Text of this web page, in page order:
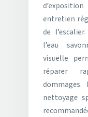
entretien
de
l’eau
visuelle
réparer
nettoyage